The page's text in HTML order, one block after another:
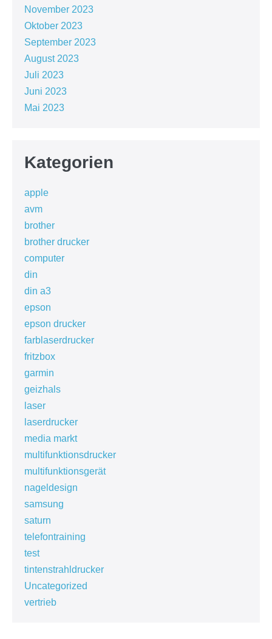
November 2023
Oktober 2023
September 2023
August 2023
Juli 2023
Juni 2023
Mai 2023
Kategorien
apple
avm
brother
brother drucker
computer
din
din a3
epson
epson drucker
farblaserdrucker
fritzbox
garmin
geizhals
laser
laserdrucker
media markt
multifunktionsdrucker
multifunktionsgerät
nageldesign
samsung
saturn
telefontraining
test
tintenstrahldrucker
Uncategorized
vertrieb